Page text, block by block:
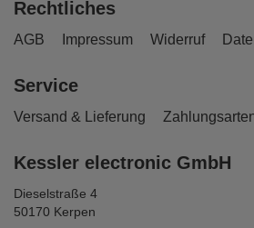
Rechtliches
AGB Impressum Widerruf
Service
Versand & Lieferung
Kessler electronic GmbH
Dieselstraße 4
50170 Kerpen